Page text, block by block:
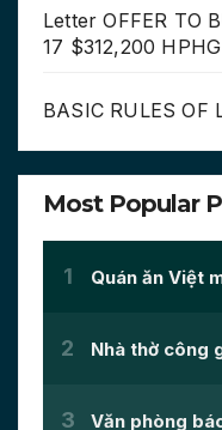
Letter OFFER TO
17 $312,200 HPHG
BASIC RULES OF
Most Popular